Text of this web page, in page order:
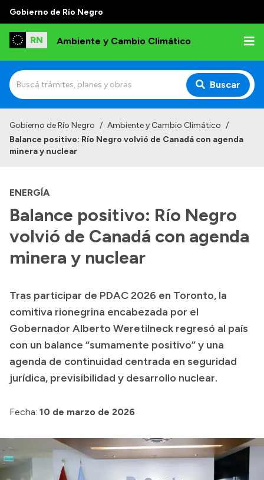
Gobierno de Río Negro
Ambiente y Cambio Climático
Buscar
Institucional
Delegaciones
Autoridades
Normativa
Presupuesto
Boletín Oficial
Compras y licitaciones
Consulta de expedientes
Consulta de pago a proveedores
Login
Gobierno de Río Negro / Ambiente y Cambio Climático /
Balance positivo: Río Negro volvió de Canadá con agenda
minera y nuclear
ENERGÍA
Balance positivo: Río Negro
volvió de Canadá con agenda
minera y nuclear
Tras participar de PDAC 2026 en Toronto, la
comitiva rionegrina encabezada por el
Gobernador Alberto Weretilneck regresó al país
con un balance “sumamente positivo” y una
agenda de continuidad centrada en seguridad
jurídica, previsibilidad y desarrollo nuclear.
Fecha: 10 de marzo de 2026